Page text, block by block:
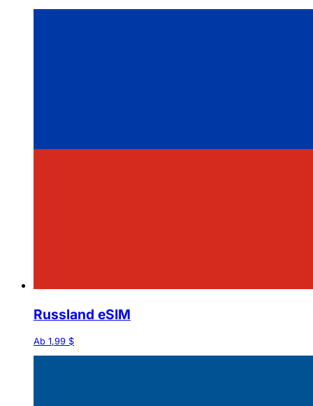
Russland eSIM
Ab 1,99 $